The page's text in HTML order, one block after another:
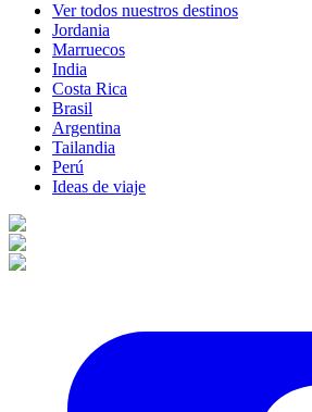
Ver todos nuestros destinos
Jordania
Marruecos
India
Costa Rica
Brasil
Argentina
Tailandia
Perú
Ideas de viaje